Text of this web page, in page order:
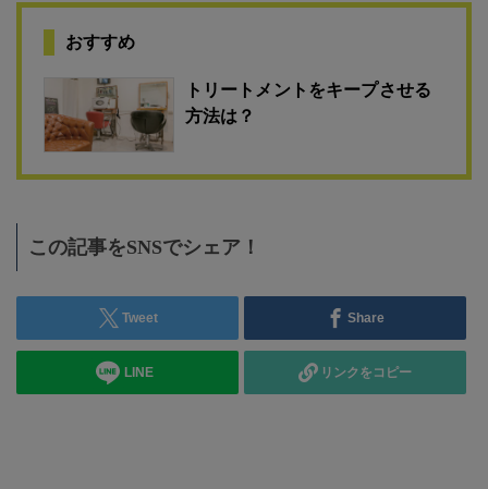
おすすめ
トリートメントをキープさせる
方法は？
この記事をSNSでシェア！
Tweet Share
LINE リンクをコピー